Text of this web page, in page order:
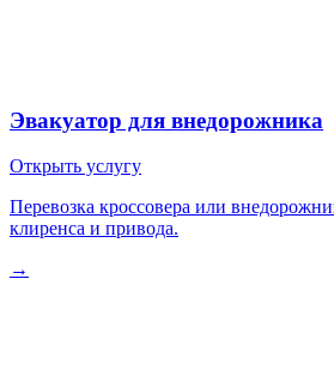
Эвакуатор для внедорожника
Открыть услугу
Перевозка кроссовера или
клиренса и привода.
→